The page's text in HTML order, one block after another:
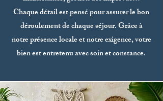
Chaque détail est pensé pour assurer le bon
déroulement de chaque séjour. Grâce à
notre présence locale et notre exigence, votre
bien est entretenu avec soin et constance.